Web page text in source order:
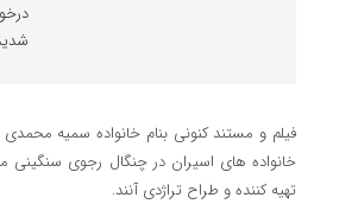
فیلم و مستند کنونی بنام خانواده سمیه
خانواده های اسیران در چنگال رجوی سنگینی
تهیه کننده و طراح تراژدی آنند.